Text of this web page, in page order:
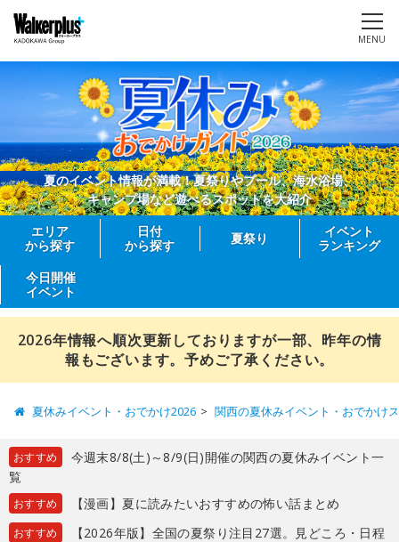
MENU
夏のイベント情報が満載！夏祭りやプール、海水浴場、
キャンプ場など遊べるスポットを大紹介
エリア
から探す
日付
から探す
夏祭り
イベント
ランキング
今日開催
イベント
2026年情報へ順次更新しておりますが一部、昨年の情
報もございます。予めご了承ください。
夏休みイベント・おでかけ2026 関西の夏休みイベント・おでかけ
おすすめ
今週末8/8(土)～8/9(日)開催の関西の夏休みイベント一
覧
おすすめ 【漫画】夏に読みたいおすすめの怖い話まとめ
おすすめ
【2026年版】全国の夏祭り注目27選。見どころ・日程